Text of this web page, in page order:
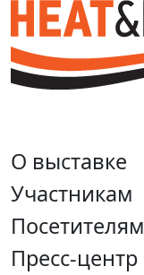
О выставке
Участникам
Посетителям
Пресс-центр